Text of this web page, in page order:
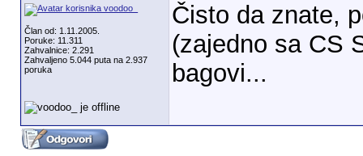
Član od: 1.11.2005.
Poruke: 11.311
Zahvalnice: 2.291
Zahvaljeno 5.044 puta na 2.937
poruka
Čisto da znate,
(zajedno sa CS
bagovi...